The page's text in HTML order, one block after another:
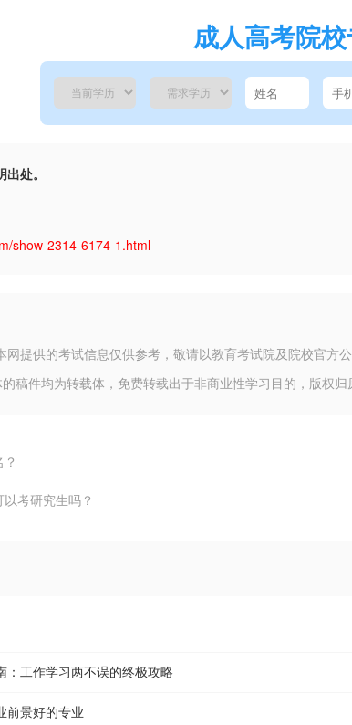
成人高考院
处。
show-2314-6174-1.html
提供的考试信息仅供参考，敬请以教育考试院及院校官方公
稿件均为转载体，免费转载出于非商业性学习目的，版权
考研究生吗？
：工作学习两不误的终极攻略
前景好的专业